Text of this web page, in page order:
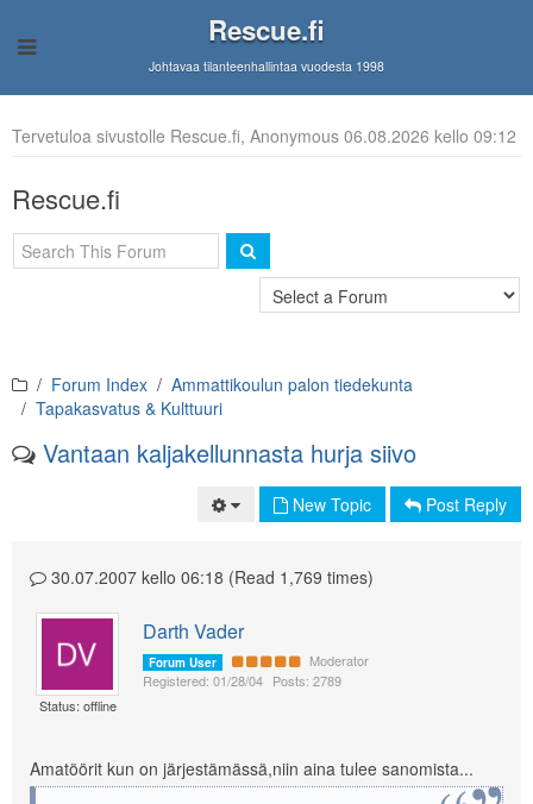
Rescue.fi
Johtavaa tilanteenhallintaa vuodesta 1998
Tervetuloa sivustolle Rescue.fi, Anonymous 06.08.2026 kello 09:12
Rescue.fi
Forum Index
Ammattikoulun palon tiedekunta
Tapakasvatus & Kulttuuri
Vantaan kaljakellunnasta hurja siivo
New Topic Post Reply
30.07.2007 kello 06:18 (Read 1,769 times)
Status: offline
Darth Vader
Forum User
Moderator
Registered: 01/28/04 Posts: 2789
Amatöörit kun on järjestämässä,niin aina tulee sanomista...